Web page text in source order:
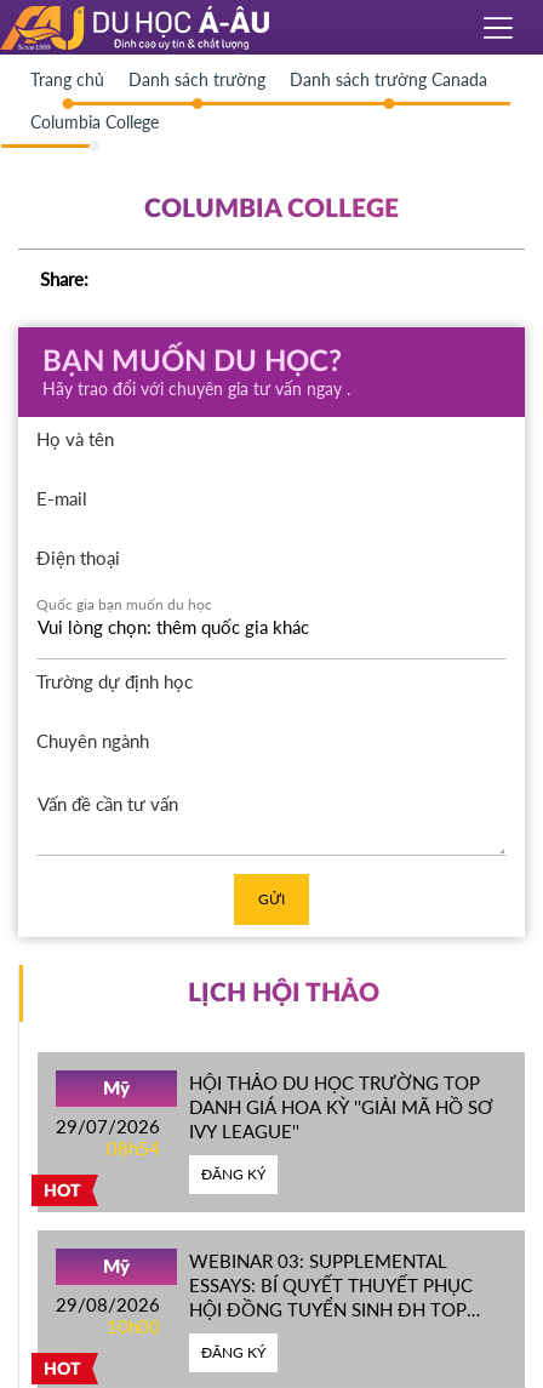
Trang chủ Danh sách trường Danh sách trường Canada
Columbia College
COLUMBIA COLLEGE
Share:
BẠN MUỐN DU HỌC?
Hãy trao đổi với chuyên gia tư vấn ngay .
Họ và tên
E-mail
Điện thoại
Quốc gia bạn muốn du học
Trường dự định học
Chuyên ngành
GỬI
LỊCH HỘI THẢO
HOT
Mỹ
29/07/2026
08h54
HỘI THẢO DU HỌC TRƯỜNG TOP
DANH GIÁ HOA KỲ ''GIẢI MÃ HỒ SƠ
IVY LEAGUE''
ĐĂNG KÝ
HOT
Mỹ
29/08/2026
10h00
WEBINAR 03: SUPPLEMENTAL
ESSAYS: BÍ QUYẾT THUYẾT PHỤC
HỘI ĐỒNG TUYỂN SINH ĐH TOP
ĐẦU MỸ
ĐĂNG KÝ